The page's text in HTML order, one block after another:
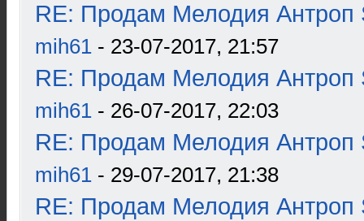
RE: Продам Мелодия Антроп
mih61 - 23-07-2017, 21:57
RE: Продам Мелодия Антроп
mih61 - 26-07-2017, 22:03
RE: Продам Мелодия Антроп
mih61 - 29-07-2017, 21:38
RE: Продам Мелодия Антроп